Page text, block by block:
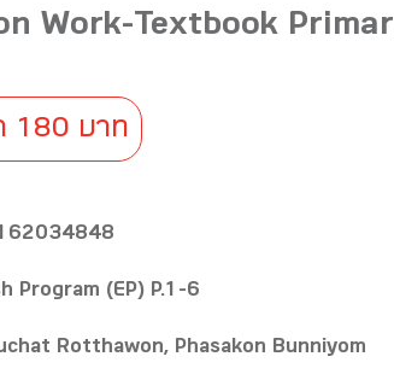
Work-Textbook
180 บาท
Program (EP) P.1-6
Rotthawon, Phasakon Bunniyom